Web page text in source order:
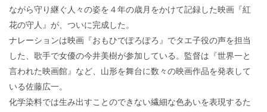
ながら守り継ぐ人々の姿を４年の歳月をかけて記録した映画『紅
花の守人』が、ついに完成した。
ナレーションは映画『おもひでぽろぽろ』でタエ子役の声を担当
した、歌手で女優の今井美樹が参加している。監督は『世界一と
言われた映画館』など、山形を舞台に数々の映画作品を発表して
いる佐藤広一。
化学染料では生み出すことのできない繊細な色あいを表現するた